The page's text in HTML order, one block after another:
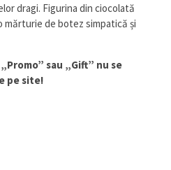
dragi. Figurina din ciocolată
mărturie de botez simpatică și
sau „Gift” nu se
pe site!
lei.
lei.